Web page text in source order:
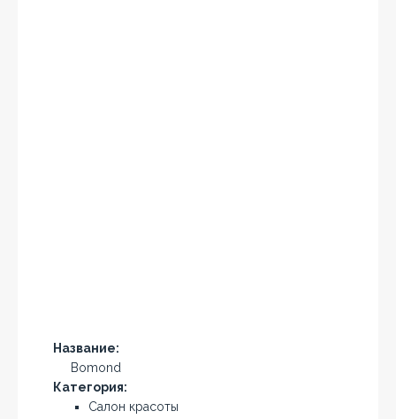
Название:
Bomond
Категория:
Салон красоты